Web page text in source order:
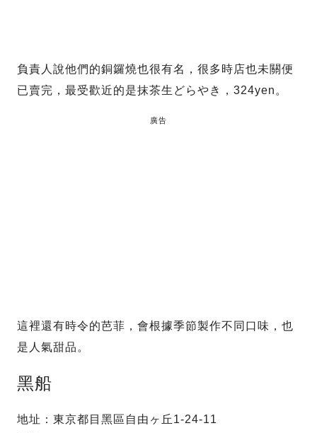
負責人說他們的銅鑼燒也很有名，很多時店也未關便
已賣完，最受歡近的是抹茶生どらやき，324yen。
廣告
這裡還有時令的芭菲，會根據季節製作不同口味，也
是人氣甜品。
黑船
地址：東京都目黑區自由ヶ丘1-24-11